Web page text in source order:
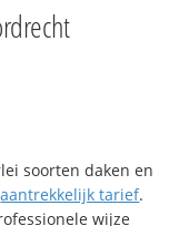
soorten daken en
aantrekkelijk tarief.
wijze